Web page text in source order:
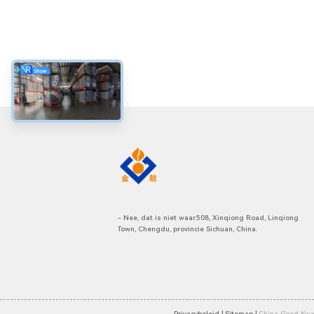
- Nee, dat is niet waar.508, Xinqiong Road, Linqiong
Town, Chengdu, provincie Sichuan, China.